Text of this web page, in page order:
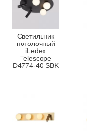
Светильник
потолочный
iLedex
Telescope
D4774-40 SBK